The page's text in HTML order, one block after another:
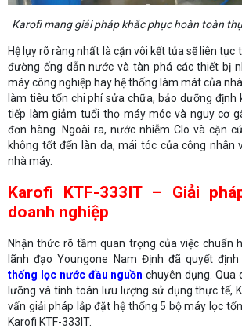
Karofi mang giải pháp khắc phục hoàn toàn
Hệ lụy rõ ràng nhất là cặn vôi kết tủa sẽ liên tục
đường ống dẫn nước và tàn phá các thiết bị
máy công nghiệp hay hệ thống làm mát của
làm tiêu tốn chi phí sửa chữa, bảo dưỡng định
tiếp làm giảm tuổi thọ máy móc và nguy cơ
đơn hàng. Ngoài ra, nước nhiễm Clo và cặn
không tốt đến làn da, mái tóc của công nhân
nhà máy.
Karofi KTF-333IT – Giải
doanh nghiệp
Nhận thức rõ tầm quan trọng của việc chuẩn
lãnh đạo Youngone Nam Định đã quyết
thống lọc nước đầu nguồn chuyên dụng. Qua
lưỡng và tính toán lưu lượng sử dụng thực tế,
vấn giải pháp lắp đặt hệ thống 5 bộ máy lọc
Karofi KTF-333IT.